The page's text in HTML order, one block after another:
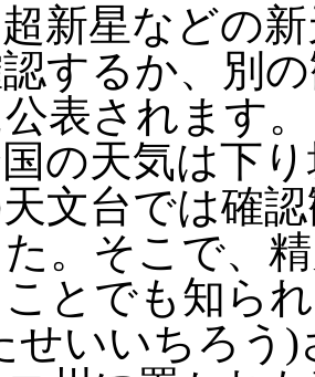
新星などの
するか、別
表されます
国の天気は下
文台では確
。そこで、
とでも知ら
せいいちろう